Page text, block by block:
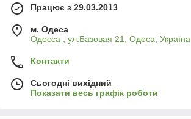
Працює з 29.03.2013
м. Одеса
Одесса , ул.Базовая 21, Одеса, Україна
Контакти
Сьогодні вихідний
Показати весь графік роботи